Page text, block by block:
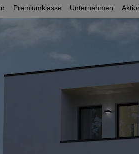
Premiumklasse Unternehmen